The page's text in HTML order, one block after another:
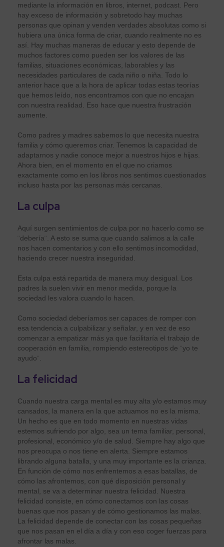
mediante la información en libros, internet, podcast. Pero
hay exceso de información y sobretodo hay muchas
personas que opinan y venden verdades absolutas como si
hubiera una única forma de criar, cuando realmente no es
así. Hay muchas maneras de educar y esto depende de
muchos factores como pueden ser los valores de las
familias, situaciones económicas, laborables y las
necesidades particulares de cada niño o niña. Todo lo
anterior hace que a la hora de aplicar todas estas teorías
que hemos leído, nos encontramos con que no encajan
con nuestra realidad. Eso hace que nuestra frustración
aumente.
Como padres y madres sabemos lo que necesita nuestra
familia y cómo queremos criar. Tenemos la capacidad de
adaptarnos y nadie conoce mejor a nuestros hijos e hijas.
Ahora bien, en el momento en el que no criamos
exactamente como en los libros nos sentimos cuestionados
incluso hasta por las personas más cercanas.
La culpa
Aquí surgen sentimientos de culpa por no hacerlo como se
¨debería¨. A esto se suma que cuando salimos a la calle
nos hacen comentarios y con ello sentimos incomodidad,
haciendo crecer nuestra inseguridad.
Esta culpa está repartida de manera muy desigual. Los
padres la suelen vivir en menor medida, porque la
sociedad les valora cuando lo hacen.
Como sociedad deberíamos ser capaces de romper con
esa tendencia a culpabilizar y señalar, y en vez de eso
comenzar a empatizar más ya que facilitaría el trabajo de
cooperación en familia, rompiendo estereotipos de ¨yo te
ayudo¨.
La felicidad
Cuando nuestra carga mental es muy alta y/o estamos muy
cansados, la manera en la que actuamos no es la misma.
Un hecho es que en todo momento en nuestras vidas
estemos sufriendo por algo, sea un tema familiar, personal,
profesional, económico y/o de salud. Siempre hay algo que
nos preocupa o nos tiene en alerta. Siempre estamos
librando alguna batalla, y una muy importante es la crianza.
En función de cómo nos enfrentemos a esas batallas, de
cómo las afrontemos, con qué disposición personal y
mental, se va a determinar nuestra felicidad. Nuestra
felicidad consiste, en cómo conectamos con las cosas
buenas que nos pasan y de cómo gestionamos las malas.
La felicidad depende de conectar con las cosas pequeñas
que nos pasan en el día a día y con eso coger fuerzas para
afrontar las malas.